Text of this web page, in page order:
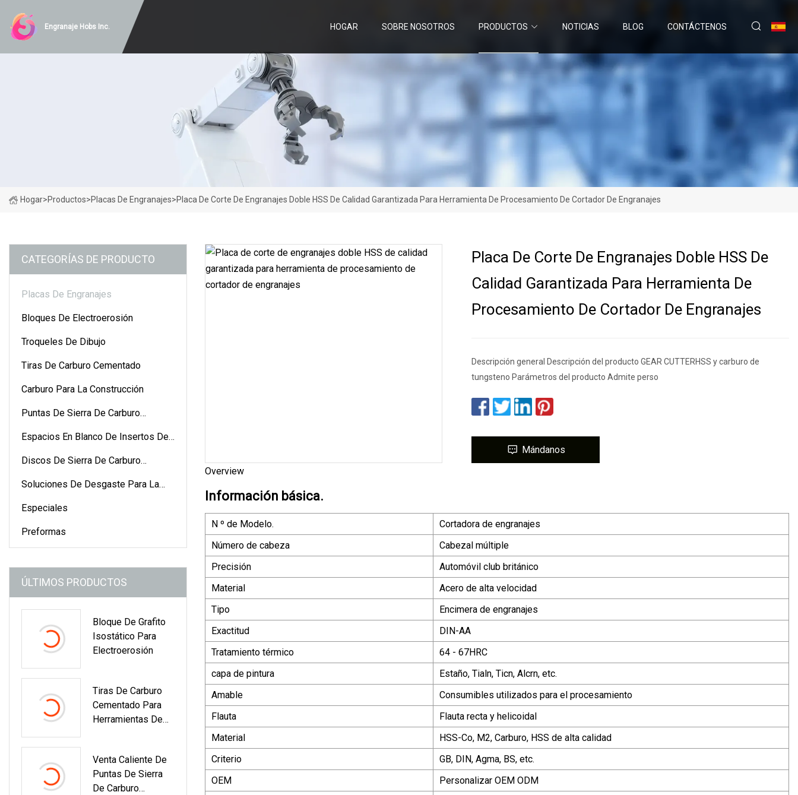
Engranaje Hobs Inc. HOGAR SOBRE NOSOTROS PRODUCTOS NOTICIAS BLOG CONTÁCTENOS
Hogar>Productos>Placas De Engranajes>Placa De Corte De Engranajes Doble HSS De Calidad Garantizada Para Herramienta De Procesamiento De Cortador De Engranajes
CATEGORÍAS DE PRODUCTO
Placas De Engranajes
Bloques De Electroerosión
Troqueles De Dibujo
Tiras De Carburo Cementado
Carburo Para La Construcción
Puntas De Sierra De Carburo
Espacios En Blanco De Insertos De
Discos De Sierra De Carburo
Soluciones De Desgaste Para La
Especiales
Preformas
ÚLTIMOS PRODUCTOS
Bloque De Grafito
Isostático Para
Electroerosión
Tiras De Carburo
Cementado Para
Herramientas De
Venta Caliente De
Puntas De Sierra
De Carburo
Placa De Corte De Engranajes Doble HSS De
Calidad Garantizada Para Herramienta De
Procesamiento De Cortador De Engranajes
Descripción general Descripción del producto GEAR CUTTERHSS y carburo de
tungsteno Parámetros del producto Admite perso
Mándanos
Overview
Información básica.
N º de Modelo.
Cortadora de engranajes
Número de cabeza
Cabezal múltiple
Precisión
Automóvil club británico
Material
Acero de alta velocidad
Tipo
Encimera de engranajes
Exactitud
DIN-AA
Tratamiento térmico
64 - 67HRC
capa de pintura
Estaño, Tialn, Ticn, Alcrn, etc.
Amable
Consumibles utilizados para el procesamiento
Flauta
Flauta recta y helicoidal
Material
HSS-Co, M2, Carburo, HSS de alta calidad
Criterio
GB, DIN, Agma, BS, etc.
OEM
Personalizar OEM ODM